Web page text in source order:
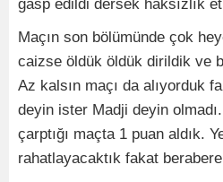
gasp edildi dersek haksızlık
Maçın son bölümünde çok
caizse öldük öldük dirildik ve
Az kalsın maçı da alıyorduk
deyin ister Madji deyin
çarptığı maçta 1 puan aldık.
rahatlayacaktık fakat